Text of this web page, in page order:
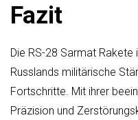
Fazit
Die RS-28 Sarmat
Russlands militärische
Fortschritte. Mit ihrer
Präzision und